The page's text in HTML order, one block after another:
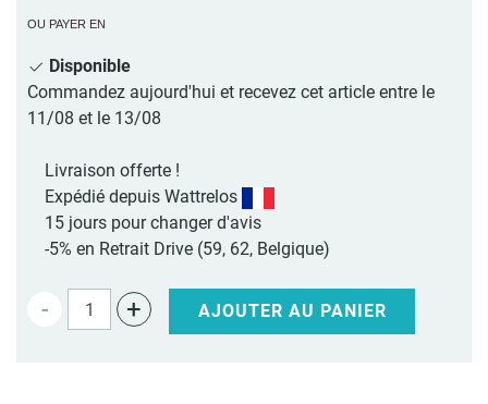
OU PAYER EN
Disponible
Commandez aujourd'hui et recevez cet article entre le
11/08 et le 13/08
Livraison offerte !
Expédié depuis Wattrelos
15 jours pour changer d'avis
-5% en Retrait Drive (59, 62, Belgique)
- + AJOUTER AU PANIER